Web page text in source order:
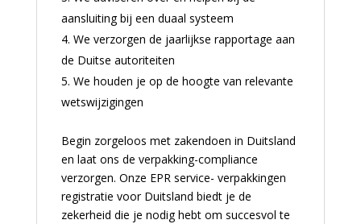
aansluiting bij een duaal systeem
We verzorgen de jaarlijkse rapportage aan
de Duitse autoriteiten
We houden je op de hoogte van relevante
wetswijzigingen
Begin zorgeloos met zakendoen in Duitsland
en laat ons de verpakking-compliance
verzorgen. Onze EPR service- verpakkingen
registratie voor Duitsland biedt je de
zekerheid die je nodig hebt om succesvol te